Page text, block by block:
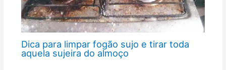
Dica para limpar fogão sujo e tirar toda
aquela sujeira do almoço